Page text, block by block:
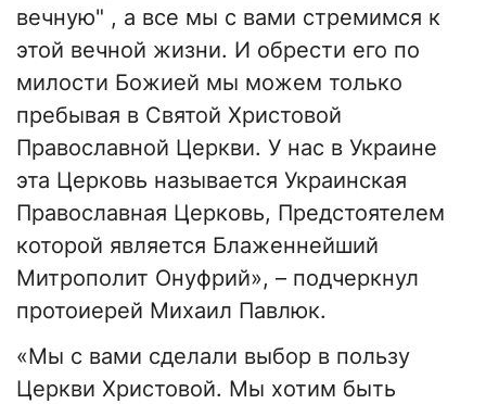
вечную" , а все мы с вами стремимся к
этой вечной жизни. И обрести его по
милости Божией мы можем только
пребывая в Святой Христовой
Православной Церкви. У нас в Украине
эта Церковь называется Украинская
Православная Церковь, Предстоятелем
которой является Блаженнейший
Митрополит Онуфрий», – подчеркнул
протоиерей Михаил Павлюк.
«Мы с вами сделали выбор в пользу
Церкви Христовой. Мы хотим быть